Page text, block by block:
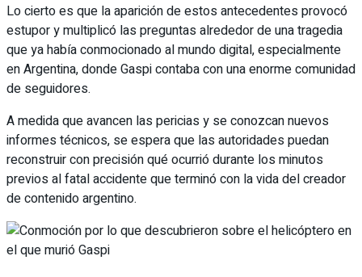
Lo cierto es que la aparición de estos antecedentes provocó
estupor y multiplicó las preguntas alrededor de una tragedia
que ya había conmocionado al mundo digital, especialmente
en Argentina, donde Gaspi contaba con una enorme comunidad
de seguidores.
A medida que avancen las pericias y se conozcan nuevos
informes técnicos, se espera que las autoridades puedan
reconstruir con precisión qué ocurrió durante los minutos
previos al fatal accidente que terminó con la vida del creador
de contenido argentino.